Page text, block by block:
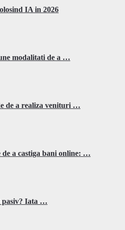
IA in 2026
modalitati de a …
de a realiza venituri …
a castiga bani online: …
pasiv? Iata …